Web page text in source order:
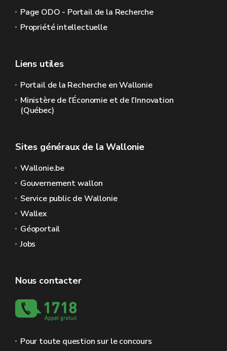
Page ODO - Portail de la Recherche
Propriété intellectuelle
Liens utiles
Portail de la Recherche en Wallonie
Ministère de l'Économie et de l'Innovation
(Québec)
Sites généraux de la Wallonie
Wallonie.be
Gouvernement wallon
Service public de Wallonie
Wallex
Géoportail
Jobs
Nous contacter
Pour toute question sur le concours